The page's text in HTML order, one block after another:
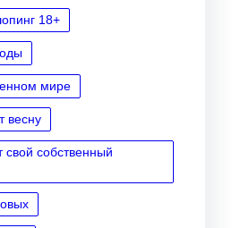
18+
мире
весну
собственный